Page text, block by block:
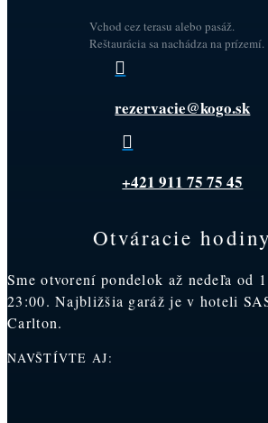
Vchod cez terasu alebo pasáž.
Reštaurácia sa nachádza na prízemí.

rezervacie@kogo.sk

+421 911 75 75 45
Otváracie hodiny
Sme otvorení pondelok až nedeľa od
23:00. Najbližšia garáž je v hoteli
Carlton.
NAVŠTÍVTE AJ: